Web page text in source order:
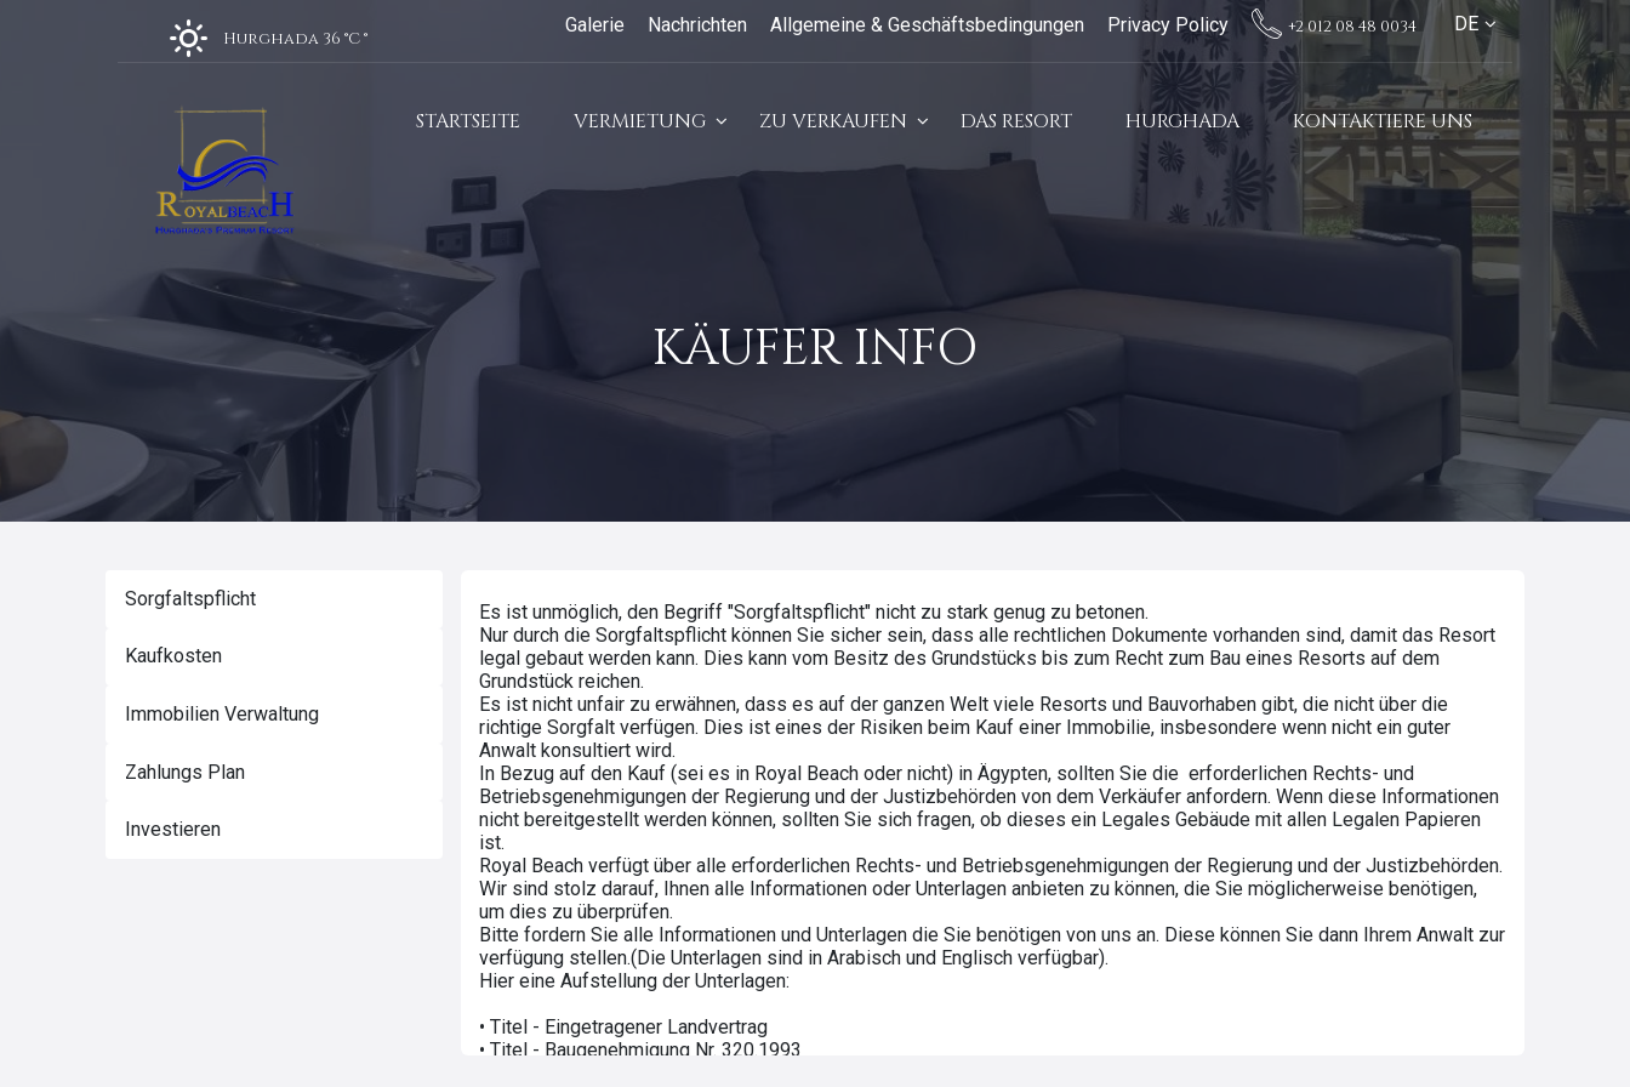
Hurghada 36 °C°
DE
Galerie Nachrichten Allgemeine & Geschäftsbedingungen Privacy Policy +2 012 08 48 0034
STARTSEITE VERMIETUNG ZU VERKAUFEN DAS RESORT HURGHADA KONTAKTIERE UNS
KÄUFER INFO
Sorgfaltspflicht
Kaufkosten
Immobilien Verwaltung
Zahlungs Plan
Investieren
Es ist unmöglich, den Begriff "Sorgfaltspflicht" nicht zu stark genug zu betonen.
Nur durch die Sorgfaltspflicht können Sie sicher sein, dass alle rechtlichen Dokumente vorhanden sind, damit das Resort
legal gebaut werden kann. Dies kann vom Besitz des Grundstücks bis zum Recht zum Bau eines Resorts auf dem
Grundstück reichen.
Es ist nicht unfair zu erwähnen, dass es auf der ganzen Welt viele Resorts und Bauvorhaben gibt, die nicht über die
richtige Sorgfalt verfügen. Dies ist eines der Risiken beim Kauf einer Immobilie, insbesondere wenn nicht ein guter
Anwalt konsultiert wird.
In Bezug auf den Kauf (sei es in Royal Beach oder nicht) in Ägypten, sollten Sie die erforderlichen Rechts- und
Betriebsgenehmigungen der Regierung und der Justizbehörden von dem Verkäufer anfordern. Wenn diese Informationen
nicht bereitgestellt werden können, sollten Sie sich fragen, ob dieses ein Legales Gebäude mit allen Legalen Papieren
ist.
Royal Beach verfügt über alle erforderlichen Rechts- und Betriebsgenehmigungen der Regierung und der Justizbehörden.
Wir sind stolz darauf, Ihnen alle Informationen oder Unterlagen anbieten zu können, die Sie möglicherweise benötigen,
um dies zu überprüfen.
Bitte fordern Sie alle Informationen und Unterlagen die Sie benötigen von uns an. Diese können Sie dann Ihrem Anwalt zur
verfügung stellen.(Die Unterlagen sind in Arabisch und Englisch verfügbar).
Hier eine Aufstellung der Unterlagen:
• Titel - Eingetragener Landvertrag
• Titel - Baugenehmigung Nr. 320.1993